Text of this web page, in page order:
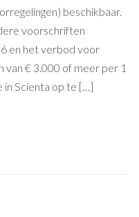
beschikbaar.
voorschriften
en het verbod voor
van € 3.000 of meer per 1
in Scienta op te […]